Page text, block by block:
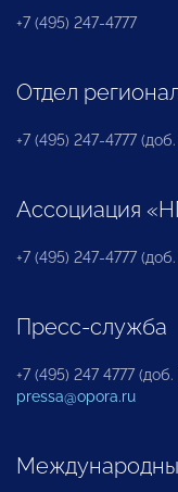
+7 (495) 247-4777
Отдел
+7 (495) 247-4777 (доб.
Ассоциация
+7 (495) 247-4777 (доб.
Пресс-служба
+7 (495) 247 4777 (доб.
pressa@opora.ru